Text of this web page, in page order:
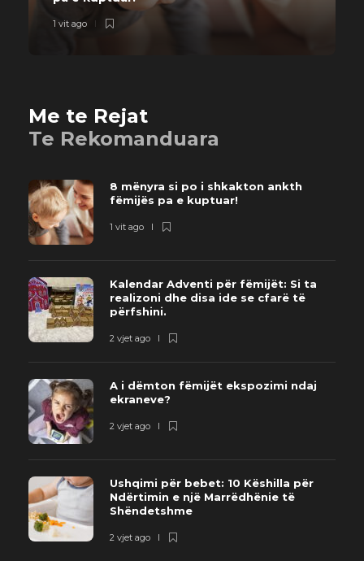
1 vit ago
Me te Rejat
Te Rekomanduara
8 mënyra si po i shkakton ankth
fëmijës pa e kuptuar!
1 vit ago
Kalendar Adventi për fëmijët: Si ta
realizoni dhe disa ide se cfarë të
përfshini.
2 vjet ago
A i dëmton fëmijët ekspozimi ndaj
ekraneve?
2 vjet ago
Ushqimi për bebet: 10 Këshilla për
Ndërtimin e një Marrëdhënie të
Shëndetshme
2 vjet ago